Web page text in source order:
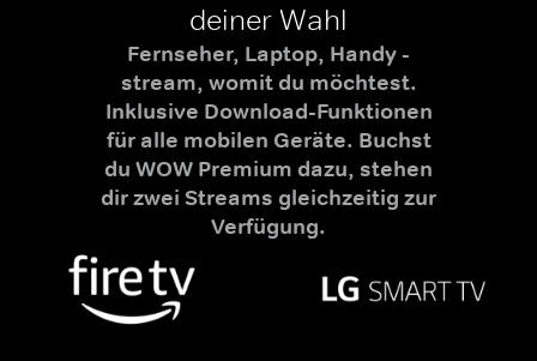
deiner Wahl
Fernseher, Laptop, Handy -
stream, womit du möchtest.
Inklusive Download-Funktionen
für alle mobilen Geräte. Buchst
du WOW Premium dazu, stehen
dir zwei Streams gleichzeitig zur
Verfügung.